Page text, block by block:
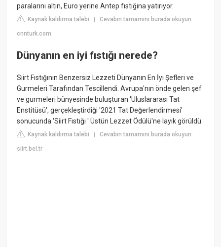
paralarını altın, Euro yerine Antep fıstığına yatırıyor.
Kaynak kaldırma talebi |Cevabın tamamını burada okuyun:
cnnturk.com
Dünyanın en iyi fıstığı nerede?
Siirt Fıstığının Benzersiz Lezzeti Dünyanın En İyi Şefleri ve
Gurmeleri Tarafından Tescillendi. Avrupa'nın önde gelen şef
ve gurmeleri bünyesinde buluşturan 'Uluslararası Tat
Enstitüsü', gerçekleştirdiği '2021 Tat Değerlendirmesi'
sonucunda 'Siirt Fıstığı ' Üstün Lezzet Ödülü'ne layık görüldü.
Kaynak kaldırma talebi |Cevabın tamamını burada okuyun:
siirt.bel.tr